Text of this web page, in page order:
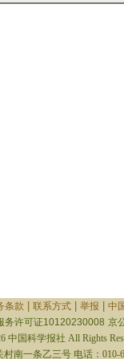
条款 联系方式| 举报
中
务许可证10120230008 京
中国科学报社 All Rights
南一条乙三号 电话：010-